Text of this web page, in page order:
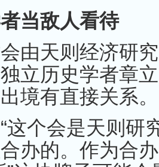
当敌人看待
由天则经济研
立历史学者章
境有直接关系。
这个会是天则研
办的。作为合